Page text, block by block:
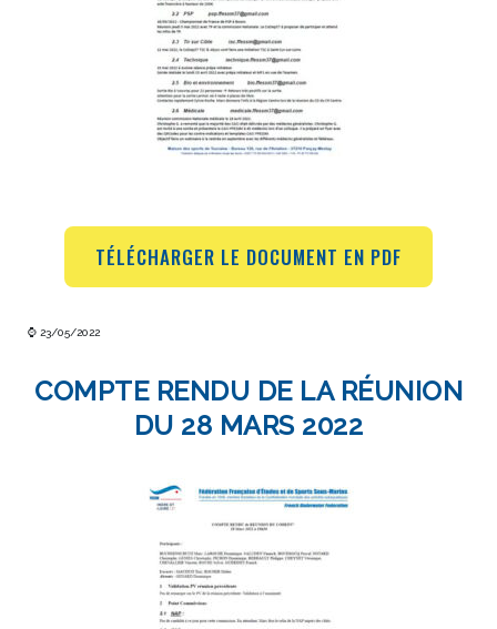
TÉLÉCHARGER LE DOCUMENT EN PDF
⌚ 23/05/2022
COMPTE RENDU DE LA RÉUNION
DU 28 MARS 2022